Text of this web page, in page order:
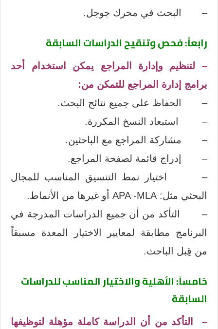
– البحث في محرك جوجل.
رابعاً: فحص وتنقيح الدراسات السابقة
– لتنظيم وإدارة المراجع يمكن استخدام أحد
برامج إدارة المراجع للتمكن من:
– الحفاظ على جميع نتائج البحث.
– استبعاد النسخ المكررة.
– مشاركة المراجع مع الباحثين.
– إدراج قائمة لصفحة المراجع.
– اختيار نمط التنسيق المناسب للمجال
البحثي مثل: APA -MLA أو غيرها من الأنماط.
– التأكد من أن جميع الدراسات المدرجة في
البرنامج مطابقة لمعايير الاختيار المعدة مسبقاً
من قِبل الباحث.
خامساً: الأهلية والاختيار المناسب للدراسات
السابقة
– التأكد من أن الدراسة كاملة مؤهلة لتوظيفها